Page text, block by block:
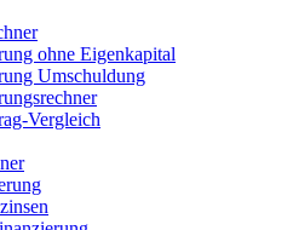
ohne Eigenkapital
Umschuldung
Vergleich